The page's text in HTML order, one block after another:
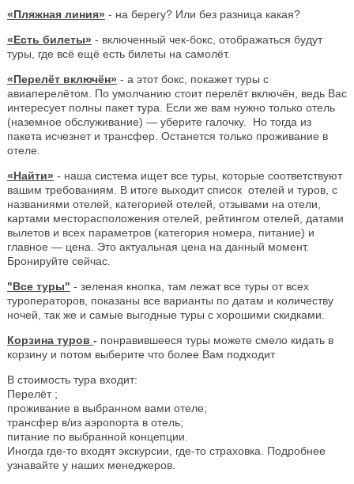
«Пляжная линия» - на берегу? Или без разница какая?
«Есть билеты» - включенный чек-бокс, отображаться будут
туры, где всё ещё есть билеты на самолёт.
«Перелёт включён» - а этот бокс, покажет туры с
авиаперелётом. По умолчанию стоит перелёт включён, ведь Вас
интересует полны пакет тура. Если же вам нужно только отель
(наземное обслуживание) — уберите галочку. Но тогда из
пакета исчезнет и трансфер. Останется только проживание в
отеле.
«Найти» - наша система ищет все туры, которые соответствуют
вашим требованиям. В итоге выходит список отелей и туров, с
названиями отелей, категорией отелей, отзывами на отели,
картами месторасположения отелей, рейтингом отелей, датами
вылетов и всех параметров (категория номера, питание) и
главное — цена. Это актуальная цена на данный момент.
Бронируйте сейчас.
"Все туры" - зеленая кнопка, там лежат все туры от всех
туроператоров, показаны все варианты по датам и количеству
ночей, так же и самые выгодные туры с хорошими скидками.
Корзина туров - понравившееся туры можете смело кидать в
корзину и потом выберите что более Вам подходит
В стоимость тура входит:
Перелёт ;
проживание в выбранном вами отеле;
трансфер в/из аэропорта в отель;
питание по выбранной концепции.
Иногда где-то входят экскурсии, где-то страховка. Подробнее
узнавайте у наших менеджеров.